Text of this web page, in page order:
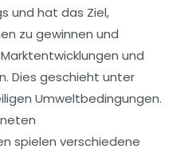
und hat das Ziel,
zu gewinnen und
Marktentwicklungen und
Dies geschieht unter
Umweltbedingungen.
spielen verschiedene